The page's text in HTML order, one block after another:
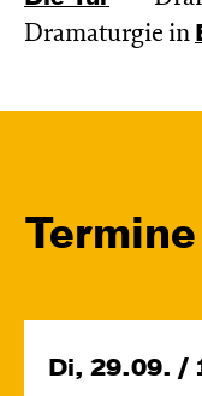
Dramaturgie in
Termine
Di, 29.09. /